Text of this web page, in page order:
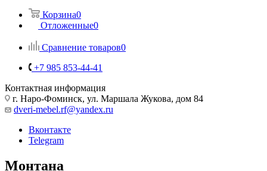
Корзина0
Отложенные0
Сравнение товаров0
+7 985 853-44-41
Контактная информация
г. Наро-Фоминск, ул. Маршала Жукова, дом 84
dveri-mebel.rf@yandex.ru
Вконтакте
Telegram
Монтана